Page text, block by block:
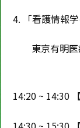
4. 「看護情報
東京有明医
14:20 ~ 14:30